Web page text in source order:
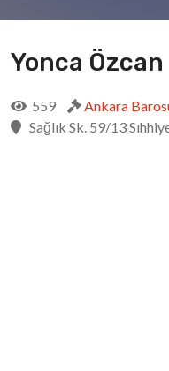
Yonca Özcan
559 Ankara
Sağlık Sk. 59/13